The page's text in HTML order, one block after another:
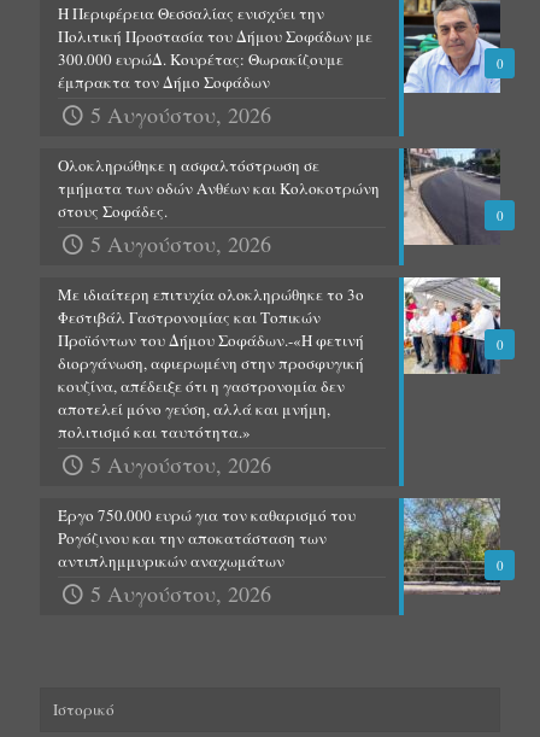
0
Η Περιφέρεια Θεσσαλίας ενισχύει την
Πολιτική Προστασία του Δήμου Σοφάδων με
300.000 ευρώΔ. Κουρέτας: Θωρακίζουμε
έμπρακτα τον Δήμο Σοφάδων
5 Αυγούστου, 2026
0
Ολοκληρώθηκε η ασφαλτόστρωση σε
τμήματα των οδών Ανθέων και Κολοκοτρώνη
στους Σοφάδες.
5 Αυγούστου, 2026
0
Με ιδιαίτερη επιτυχία ολοκληρώθηκε το 3ο
Φεστιβάλ Γαστρονομίας και Τοπικών
Προϊόντων του Δήμου Σοφάδων.-«Η φετινή
διοργάνωση, αφιερωμένη στην προσφυγική
κουζίνα, απέδειξε ότι η γαστρονομία δεν
αποτελεί μόνο γεύση, αλλά και μνήμη,
πολιτισμό και ταυτότητα.»
5 Αυγούστου, 2026
0
Έργο 750.000 ευρώ για τον καθαρισμό του
Ρογόζινου και την αποκατάσταση των
αντιπλημμυρικών αναχωμάτων
5 Αυγούστου, 2026
Ιστορικό